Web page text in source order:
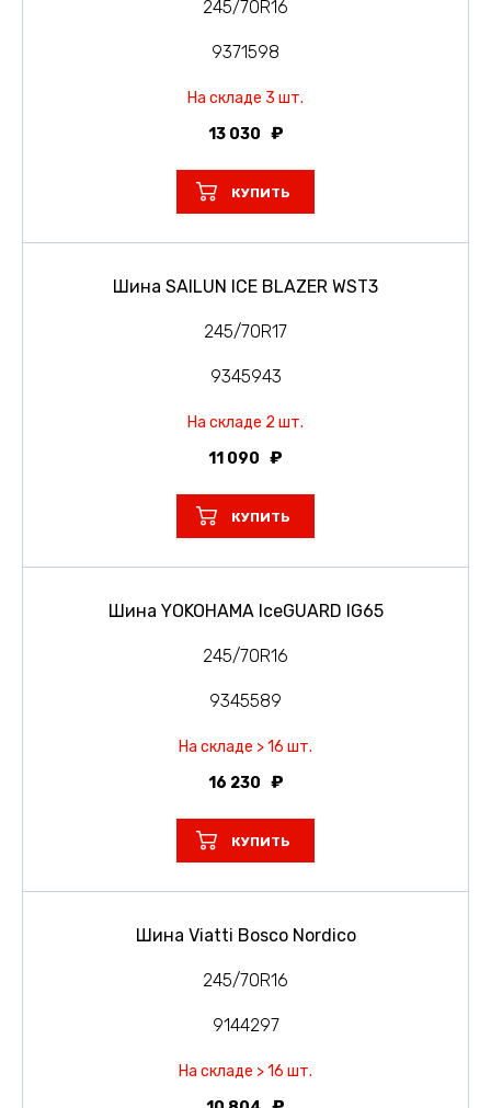
245/70R16
9371598
На складе 3 шт.
13 030
КУПИТЬ
Шина SAILUN ICE BLAZER WST3
245/70R17
9345943
На складе 2 шт.
11 090
КУПИТЬ
Шина YOKOHAMA IceGUARD IG65
245/70R16
9345589
На складе > 16 шт.
16 230
КУПИТЬ
Шина Viatti Bosco Nordico
245/70R16
9144297
На складе > 16 шт.